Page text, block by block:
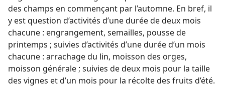
des champs en commençant par l’automne. En bref, il
y est question d’activités d’une durée de deux mois
chacune : engrangement, semailles, pousse de
printemps ; suivies d’activités d’une durée d’un mois
chacune : arrachage du lin, moisson des orges,
moisson générale ; suivies de deux mois pour la taille
des vignes et d’un mois pour la récolte des fruits d’été.